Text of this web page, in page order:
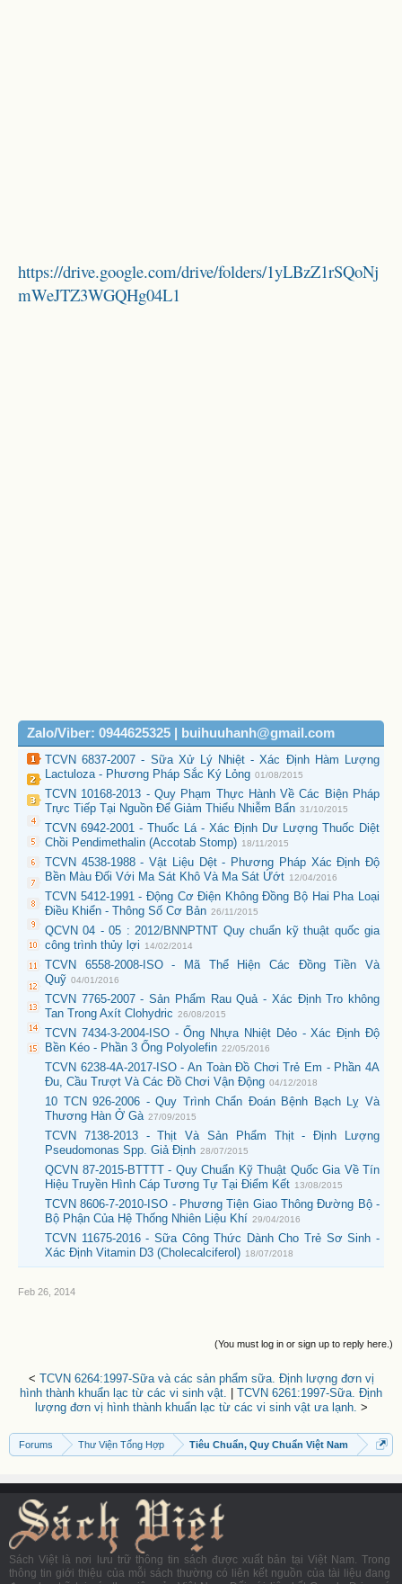
https://drive.google.com/drive/folders/1yLBzZ1rSQoNj
mWeJTZ3WGQHg04L1
Zalo/Viber: 0944625325 | buihuuhanh@gmail.com
TCVN 6837-2007 - Sữa Xử Lý Nhiệt - Xác Định Hàm Lượng
Lactuloza - Phương Pháp Sắc Ký Lỏng 01/08/2015
TCVN 10168-2013 - Quy Phạm Thực Hành Về Các Biện Pháp
Trực Tiếp Tại Nguồn Để Giảm Thiểu Nhiễm Bẩn 31/10/2015
TCVN 6942-2001 - Thuốc Lá - Xác Định Dư Lượng Thuốc Diệt
Chồi Pendimethalin (Accotab Stomp) 18/11/2015
TCVN 4538-1988 - Vật Liệu Dệt - Phương Pháp Xác Định Độ
Bền Màu Đối Với Ma Sát Khô Và Ma Sát Ứớt 12/04/2016
TCVN 5412-1991 - Động Cơ Điện Không Đồng Bộ Hai Pha Loại
Điều Khiển - Thông Số Cơ Bản 26/11/2015
QCVN 04 - 05 : 2012/BNNPTNT Quy chuẩn kỹ thuật quốc gia
công trình thủy lợi
14/02/2014
TCVN 6558-2008-ISO - Mã Thể Hiện Các Đồng Tiền Và
Quỹ 04/01/2016
TCVN 7765-2007 - Sản Phẩm Rau Quả - Xác Định Tro không
Tan Trong Axít Clohydric 26/08/2015
TCVN 7434-3-2004-ISO - Ống Nhựa Nhiệt Dẻo - Xác Định Độ
Bền Kéo - Phần 3 Ống Polyolefin 22/05/2016
TCVN 6238-4A-2017-ISO - An Toàn Đồ Chơi Trẻ Em - Phần 4A
Đu, Cầu Trượt Và Các Đồ Chơi Vận Động 04/12/2018
10 TCN 926-2006 - Quy Trình Chẩn Đoán Bệnh Bạch Lỵ Và
Thương Hàn Ở Gà 27/09/2015
TCVN 7138-2013 - Thịt Và Sản Phẩm Thịt - Định Lượng
Pseudomonas Spp. Giả Định 28/07/2015
QCVN 87-2015-BTTTT - Quy Chuẩn Kỹ Thuật Quốc Gia Về Tín
Hiệu Truyền Hình Cáp Tương Tự Tại Điểm Kết 13/08/2015
TCVN 8606-7-2010-ISO - Phương Tiện Giao Thông Đường Bộ -
Bộ Phận Của Hệ Thống Nhiên Liệu Khí 29/04/2016
TCVN 11675-2016 - Sữa Công Thức Dành Cho Trẻ Sơ Sinh -
Xác Định Vitamin D3 (Cholecalciferol) 18/07/2018
Feb 26, 2014
(You must log in or sign up to reply here.)
< TCVN 6264:1997-Sữa và các sản phẩm sữa. Định lượng đơn vị
hình thành khuẩn lạc từ các vi sinh vật.
TCVN 6261:1997-Sữa. Định
lượng đơn vị hình thành khuẩn lạc từ các vi sinh vật ưa lạnh. >
Forums Thư Viện Tổng Hợp Tiêu Chuẩn, Quy Chuẩn Việt Nam
Sách Việt là nơi lưu trữ thông tin sách được xuất bản tại Việt Nam. Trong
thông tin giới thiệu của mỗi sách thường có liên kết nguồn của tài liệu đang